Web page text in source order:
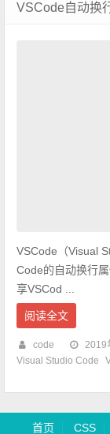
VSCode自动换
VSCode（Visual
Code的自动换行
享VSCod ...
阅读全文
code 2019
Visual Studio Code
首页 CSS